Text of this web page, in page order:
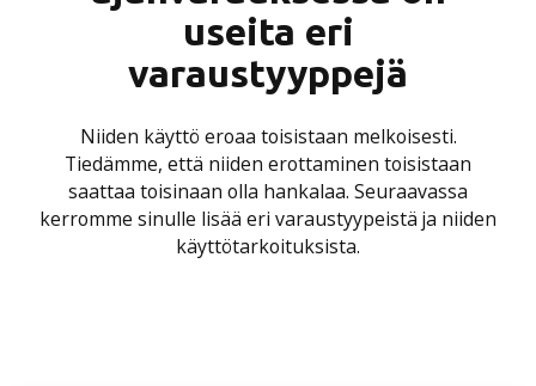
useita eri
varaustyyppejä
Niiden käyttö eroaa toisistaan melkoisesti.
Tiedämme, että niiden erottaminen toisistaan
saattaa toisinaan olla hankalaa. Seuraavassa
kerromme sinulle lisää eri varaustyypeistä ja niiden
käyttötarkoituksista.